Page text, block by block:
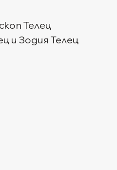
Телец
и Зодия Телец